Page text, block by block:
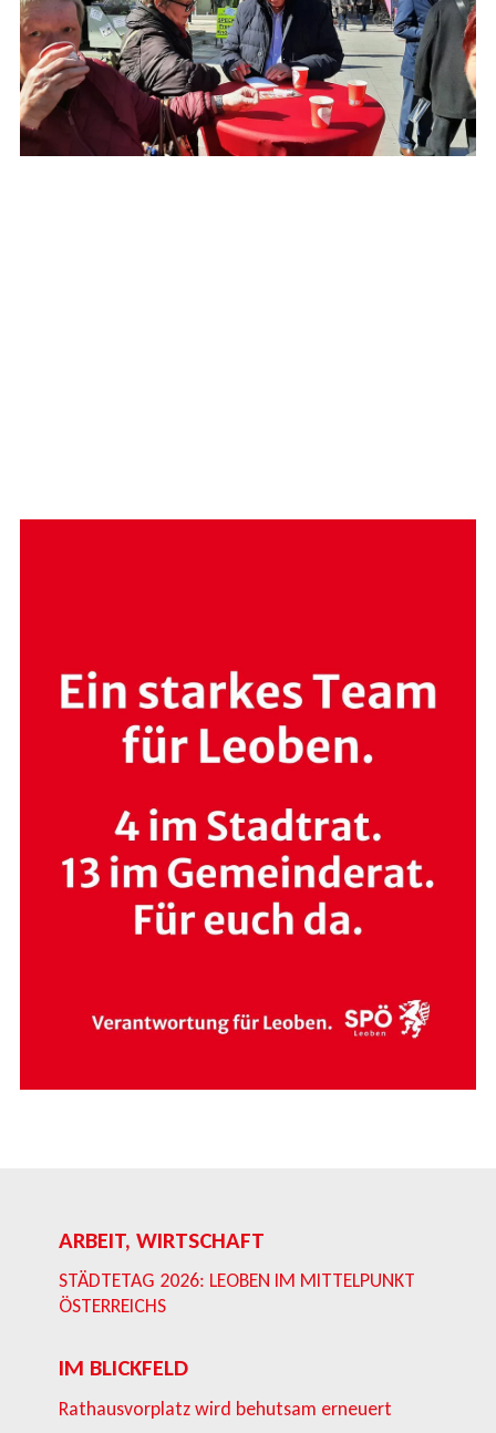
ARBEIT, WIRTSCHAFT
STÄDTETAG 2026: LEOBEN IM MITTELPUNKT
ÖSTERREICHS
IM BLICKFELD
Rathausvorplatz wird behutsam erneuert